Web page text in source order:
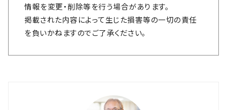
情報を変更・削除等を行う場合があります。
掲載された内容によって生じた損害等の一切の責任
を負いかねますのでご了承ください。